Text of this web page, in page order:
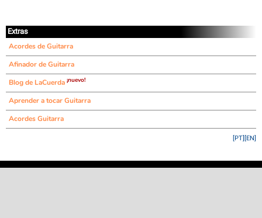
Extras
Acordes de Guitarra
Afinador de Guitarra
Blog de LaCuerda ¡nuevo!
Aprender a tocar Guitarra
Acordes Guitarra
[EN]
[PT]